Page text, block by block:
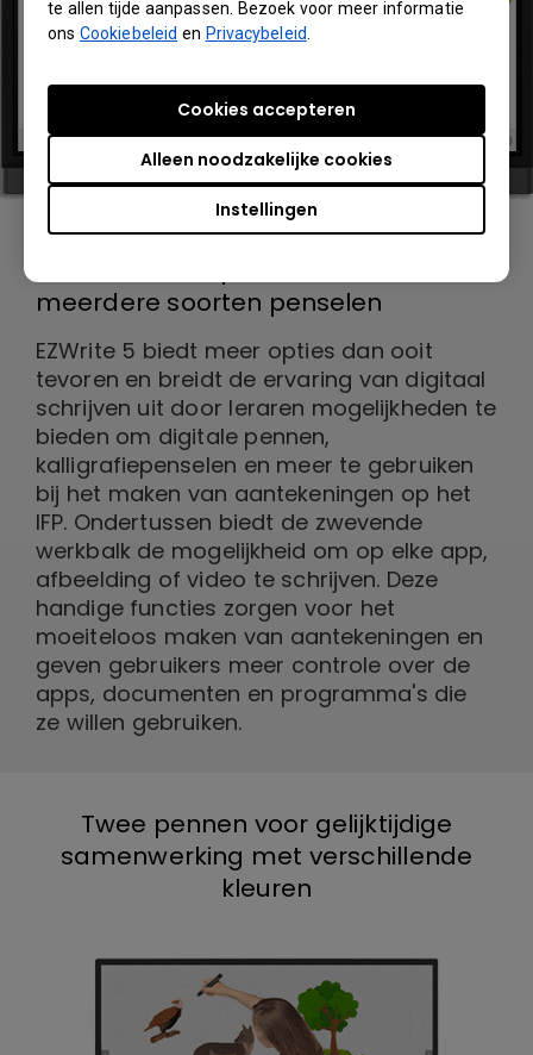
te allen tijde aanpassen. Bezoek voor meer informatie
ons Cookiebeleid en Privacybeleid
Instellingen
Alleen noodzakelijke cookies
Cookies accepteren
meerdere soorten penselen
EZWrite 5 biedt meer opties dan ooit
tevoren en breidt de ervaring van digitaal
schrijven uit door leraren mogelijkheden te
bieden om digitale pennen,
kalligrafiepenselen en meer te gebruiken
bij het maken van aantekeningen op het
IFP. Ondertussen biedt de zwevende
werkbalk de mogelijkheid om op elke app,
afbeelding of video te schrijven. Deze
handige functies zorgen voor het
moeiteloos maken van aantekeningen en
geven gebruikers meer controle over de
apps, documenten en programma's die
ze willen gebruiken.
Twee pennen voor gelijktijdige
samenwerking met verschillende
kleuren